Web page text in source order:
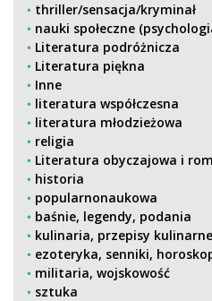
thriller/sensacja/kryminał
nauki społeczne
Literatura podróżnicza
Literatura piękna
Inne
literatura współczesna
literatura młodzieżowa
religia
Literatura obyczajowa i
historia
popularnonaukowa
baśnie, legendy, podania
kulinaria, przepisy kulinarne
ezoteryka, senniki,
militaria, wojskowość
sztuka